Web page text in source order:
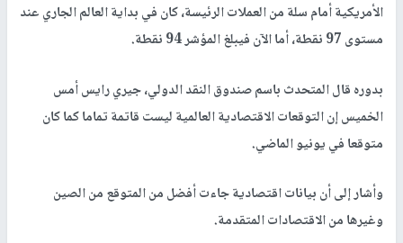
الأمريكية أمام سلة من العملات الرئيسة، كان في بداية العالم الجاري عند
مستوى 97 نقطة، أما الآن فيبلغ المؤشر 94 نقطة.
بدوره قال المتحدث باسم صندوق النقد الدولي، جيري رايس أمس
الخميس إن التوقعات الاقتصادية العالمية ليست قاتمة تماما كما كان
متوقعا في يونيو الماضي.
وأشار إلى أن بيانات اقتصادية جاءت أفضل من المتوقع من الصين
وغيرها من الاقتصادات المتقدمة.